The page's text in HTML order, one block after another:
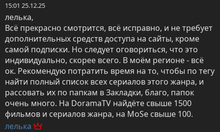
15:01 25.12.25
лeлька,
Всё прекрасно смотрится, всё исправно, и не требует
дополнительных средств доступа на сайты, кроме
самой подписки. Но следует оговориться, что это
индивидуально, скорее всего. В моём регионе - всё
ок. Рекомендую потратить время на то, чтобы по тегу
найти полный список всех сериалов этого жанра, и
рассовать их по папкам в Закладки, благо, папок
очень много. На DoramaTV найдёте свыше 1500
фильмов и сериалов жанра, на MoSe свыше 100.
лeлька